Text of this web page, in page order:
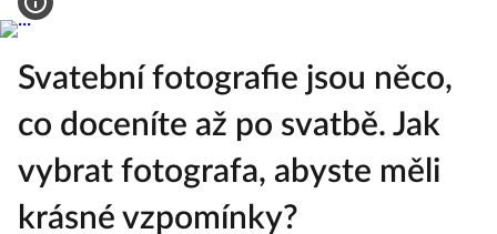
Svatební fotografie jsou něco,
co doceníte až po svatbě. Jak
vybrat fotografa, abyste měli
krásné vzpomínky?